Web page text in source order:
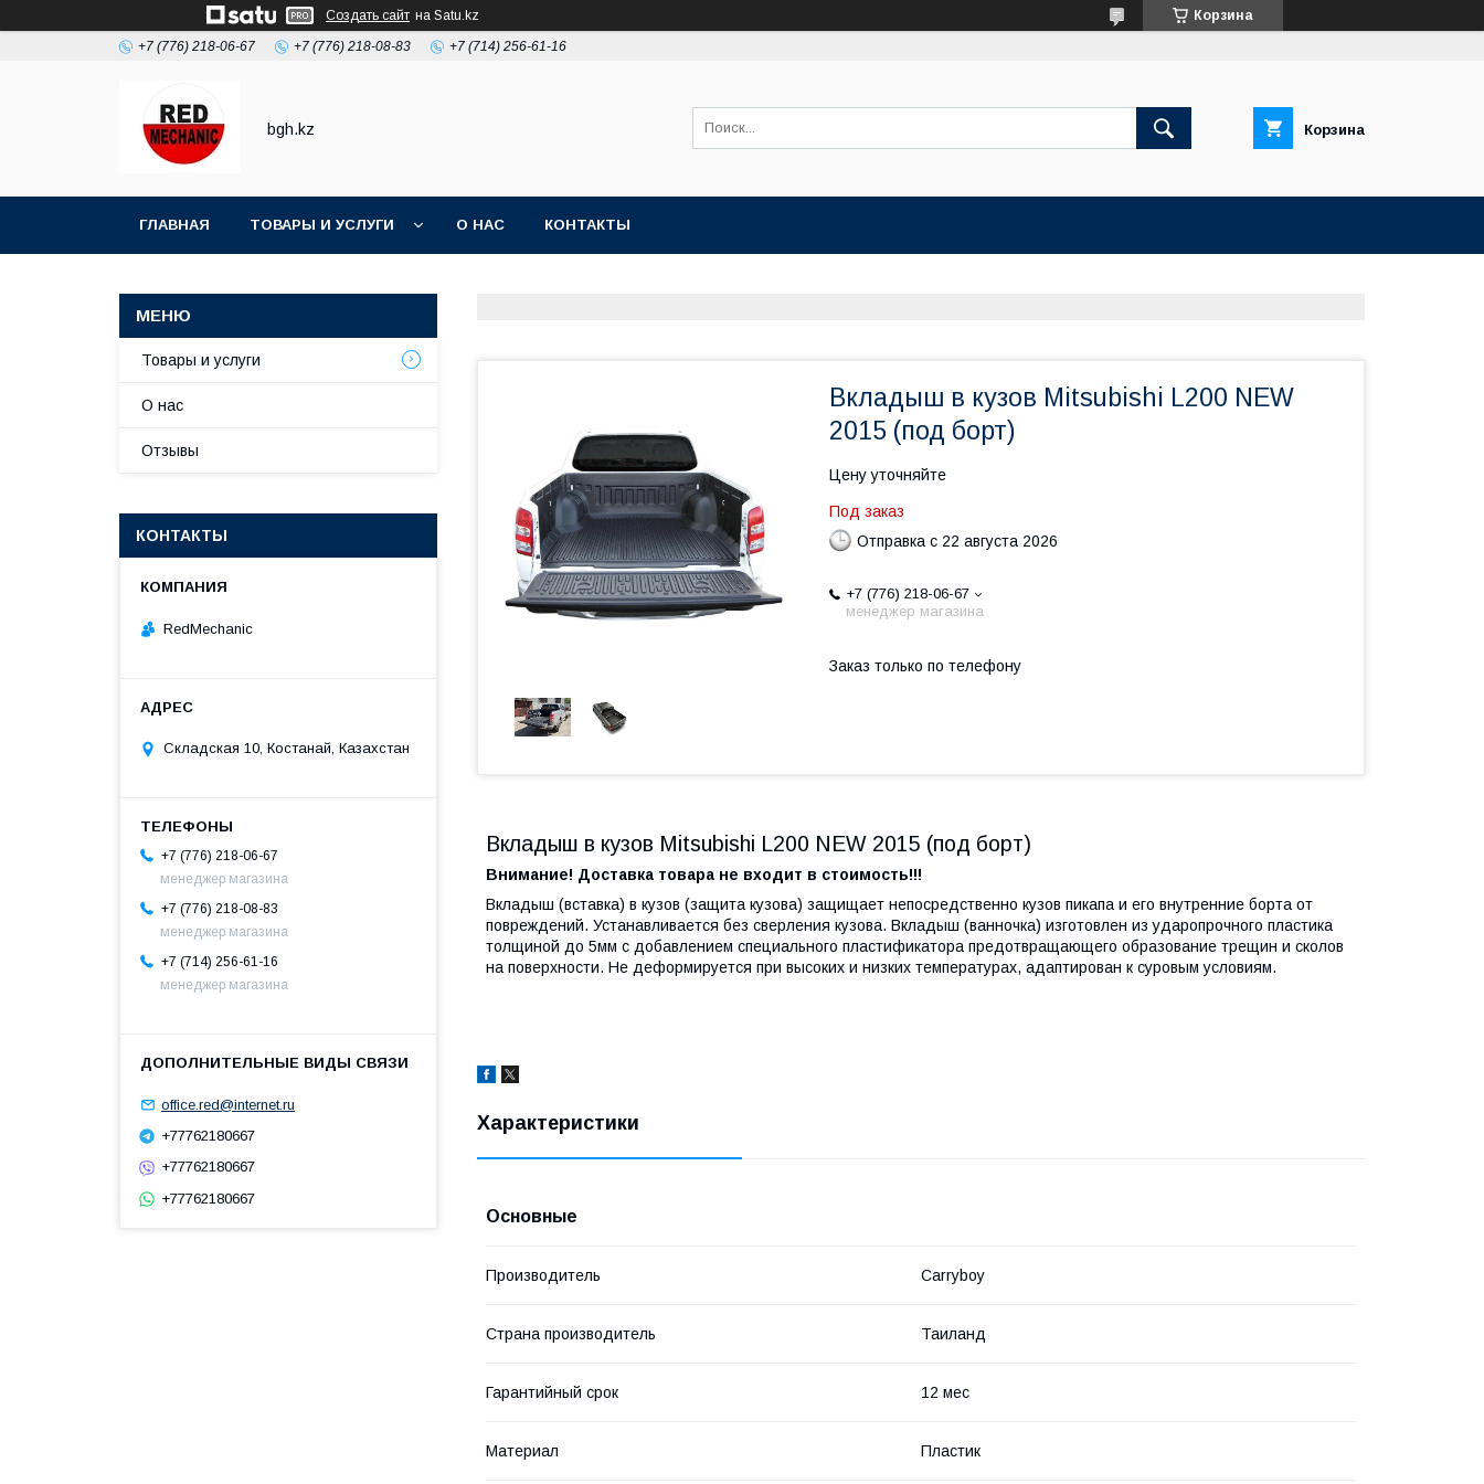
Создать сайт на Satu.kz Корзина
+7 (776) 218-06-67 +7 (776) 218-08-83 +7 (714) 256-61-16
bgh.kz Корзина
ГЛАВНАЯ ТОВАРЫ И УСЛУГИ О НАС КОНТАКТЫ
Вкладыш в кузов Mitsubishi L200 NEW
2015 (под борт)
Цену уточняйте
Под заказ
Отправка с 22 августа 2026
+7 (776) 218-06-67
менеджер магазина
Заказ только по телефону
Вкладыш в кузов Mitsubishi L200 NEW 2015 (под борт)
Внимание! Доставка товара не входит в стоимость!!!
Вкладыш (вставка) в кузов (защита кузова) защищает непосредственно кузов пикапа и его внутренние борта от
повреждений. Устанавливается без сверления кузова. Вкладыш (ванночка) изготовлен из ударопрочного пластика
толщиной до 5мм с добавлением специального пластификатора предотвращающего образование трещин и сколов
на поверхности. Не деформируется при высоких и низких температурах, адаптирован к суровым условиям.
Характеристики
Основные
Производитель Carryboy
Страна производитель Таиланд
Гарантийный срок 12 мес
Материал Пластик
Товары и услуги
О нас
Отзывы
КОНТАКТЫ
RedMechanic
Складская 10, Костанай, Казахстан
+7 (776) 218-06-67
менеджер магазина
+7 (776) 218-08-83
менеджер магазина
+7 (714) 256-61-16
менеджер магазина
office.red@internet.ru
+77762180667
+77762180667
+77762180667